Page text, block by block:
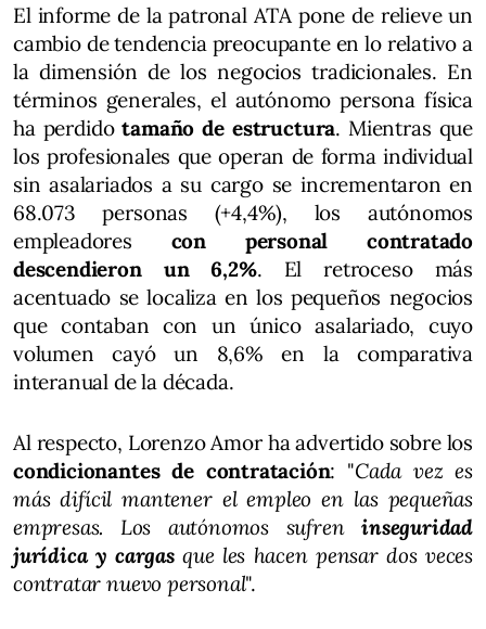
El informe de la patronal ATA pone de relieve un
cambio de tendencia preocupante en lo relativo a
la dimensión de los negocios tradicionales. En
términos generales, el autónomo persona física
ha perdidotamaño de estructura. Mientras que
los profesionales que operan de forma individual
sin asalariados a su cargo se incrementaron en
68.073 personas (+4,4%), los autónomos
empleadores con personal contratado
descendieron un 6,2%. El retroceso más
acentuado se localiza en los pequeños negocios
que contaban con un único asalariado, cuyo
volumen cayó un 8,6% en la comparativa
interanual de la década.
Al respecto, Lorenzo Amor ha advertido sobre los
condicionantes de contratación: "Cada vez es
más difícil mantener el empleo en las pequeñas
empresas. Los autónomos sufreninseguridad
jurídica y cargasque les hacen pensar dos veces
contratar nuevo personal".